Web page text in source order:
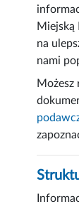
Miejską
na
nami
Możesz